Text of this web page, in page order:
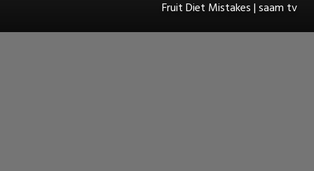
Fruit Diet Mistakes | saam tv